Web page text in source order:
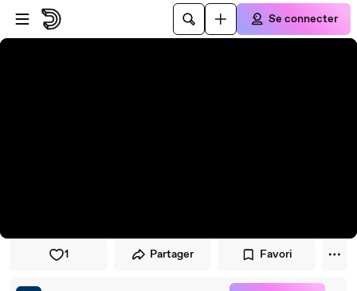
Passer au player
Passer au contenu principal
Se connecter
1 Partager Favori